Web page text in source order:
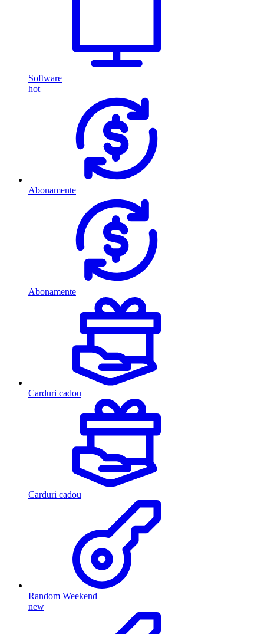
Software
hot
Abonamente
Abonamente
Carduri cadou
Carduri cadou
Random Weekend
new